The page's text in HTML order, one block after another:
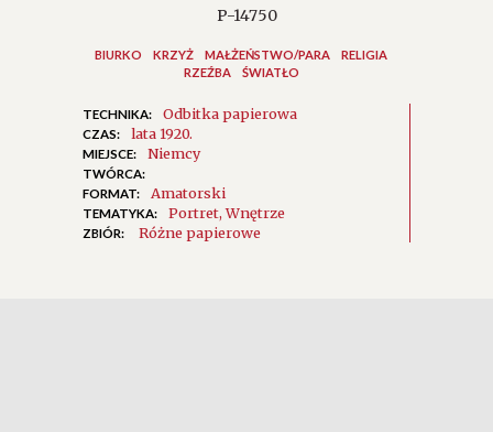
P-14750
BIURKO KRZYŻ MAŁŻEŃSTWO/PARA
RELIGIA
RZEŹBA
ŚWIATŁO
TECHNIKA: Odbitka papierowa
CZAS: lata 1920.
MIEJSCE: Niemcy
TWÓRCA:
FORMAT:
Amatorski
TEMATYKA: Portret Wnętrze
ZBIÓR: Różne papierowe